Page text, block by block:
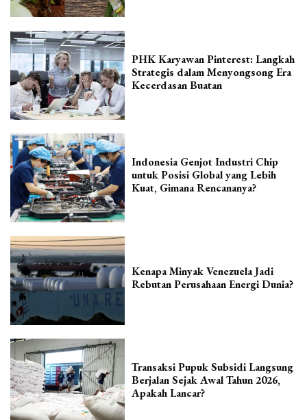
PHK Karyawan Pinterest: Langkah
Strategis dalam Menyongsong Era
Kecerdasan Buatan
Indonesia Genjot Industri Chip
untuk Posisi Global yang Lebih
Kuat, Gimana Rencananya?
Kenapa Minyak Venezuela Jadi
Rebutan Perusahaan Energi Dunia?
Transaksi Pupuk Subsidi Langsung
Berjalan Sejak Awal Tahun 2026,
Apakah Lancar?